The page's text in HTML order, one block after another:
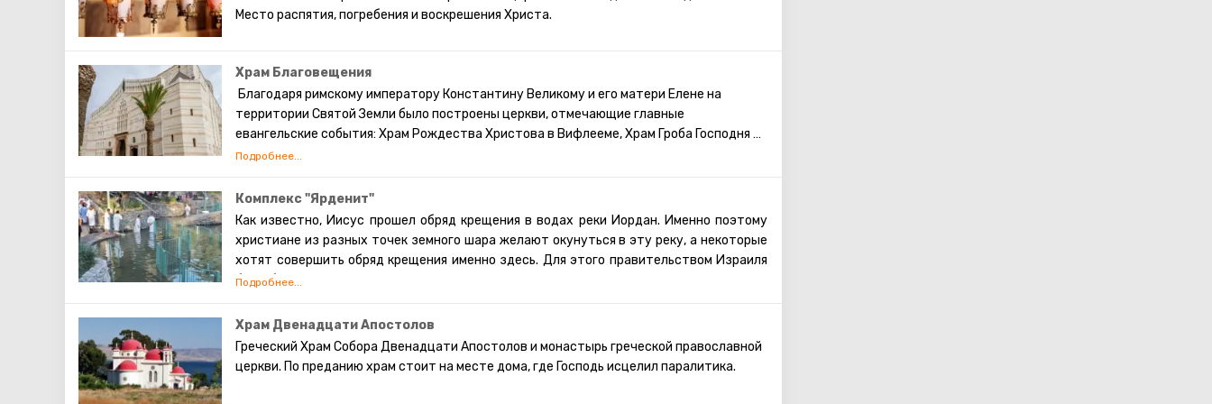
Место распятия, погребения и воскрешения Христа.
Храм Благовещения
Благодаря римскому императору Константину Великому и его матери Елене на
территории Святой Земли было построены церкви, отмечающие главные
евангельские события: Храм Рождества Христова в Вифлееме, Храм Гроба Господня в
Иерусалиме и Храм Благовещения в Назарете. Уникально это место тем, что согласно
благую весть о рождении мессии.
Современная церковь воздвигнута в 1969 году и является крупнейшей католической
уровень – грот, где по приданию находилась Дева Мария во время благовещения.
Следует обратить внимание на фрески, дошедшие до нас из прошлого и чудом
сохранившие почти первозданный вид.
«Verbum caro hic factum est» - «Здесь слово твое стало плотью».
Комплекс "Ярденит"
Как известно, Иисус прошел обряд крещения в водах реки Иордан. Именно поэтому
христиане из разных точек земного шара желают окунуться в эту реку, а некоторые
хотят совершить обряд крещения именно здесь. Для этого правительством Израиля
был оборудован специальный комплекс под названием Ярденит. Комплекс «Ярденит»
оборудовано всем необходимым для удобства посетителей. Здесь есть и душевые
кабинки, и раздевалки, и пешеходные дорожки, по которым удобно подойти к воде.
Кроме того, на территории комплекса находятся небольшие магазины, в которых
Храм Двенадцати Апостолов
Греческий Храм Собора Двенадцати Апостолов и монастырь греческой православной
церкви. По преданию храм стоит на месте дома, где Господь исцелил паралитика.